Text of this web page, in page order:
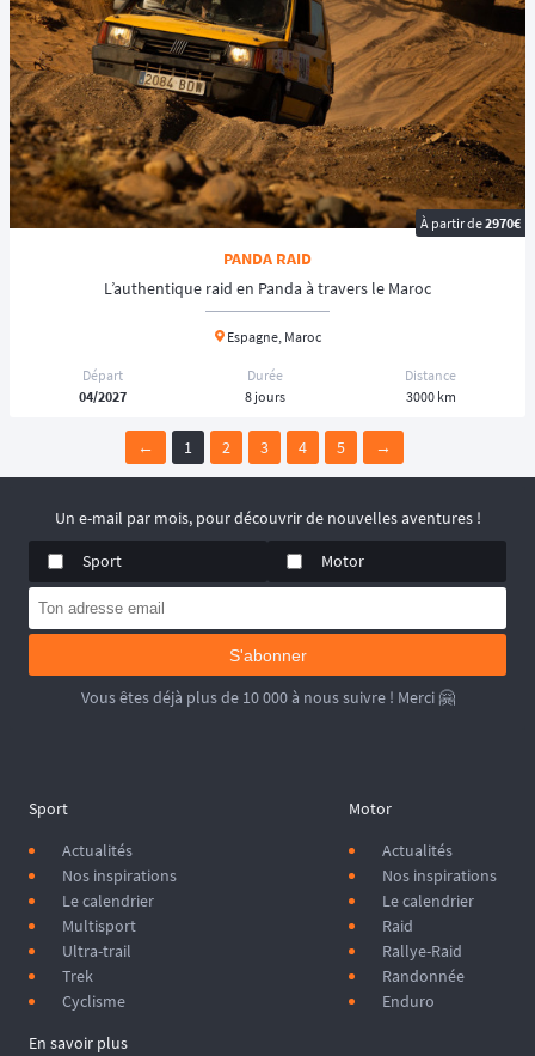
À partir de2970€
PANDA RAID
L’authentique raid en Panda à travers le Maroc
Espagne, Maroc
Départ
04/2027
Durée
8 jours
Distance
3000 km
← 1 2 3 4 5 →
Un e-mail par mois, pour découvrir de nouvelles aventures !
Sport
Motor
S'abonner
Vous êtes déjà plus de 10 000 à nous suivre ! Merci 🤗
Sport
Actualités
Nos inspirations
Le calendrier
Multisport
Ultra-trail
Trek
Cyclisme
Motor
Actualités
Nos inspirations
Le calendrier
Raid
Rallye-Raid
Randonnée
Enduro
En savoir plus